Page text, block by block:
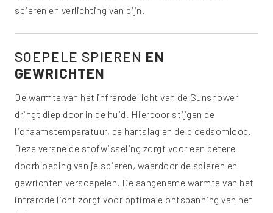
spieren en verlichting van pijn.
SOEPELE SPIEREN EN
GEWRICHTEN
De warmte van het infrarode licht van de Sunshower
dringt diep door in de huid. Hierdoor stijgen de
lichaamstemperatuur, de hartslag en de bloedsomloop.
Deze versnelde stofwisseling zorgt voor een betere
doorbloeding van je spieren, waardoor de spieren en
gewrichten versoepelen. De aangename warmte van het
infrarode licht zorgt voor optimale ontspanning van het